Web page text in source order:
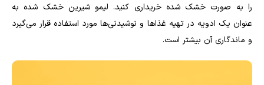
را به صورت خشک شده خریداری کنید. لیمو شیرین خشک شده به
عنوان یک ادویه در تهیه غذاها و نوشیدنی‌ها مورد استفاده قرار می‌گیرد
و ماندگاری آن بیشتر است.